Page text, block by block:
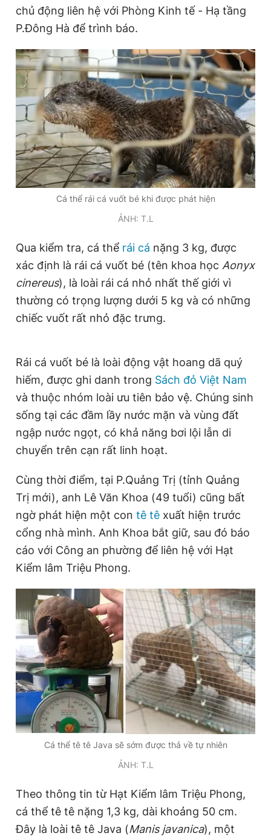
Hotline
0906 645 777
Liên hệ quảng cáo
0908 780 404
Đặt báo Quảng cáo RSS Tòa soạn Chính sách bảo
Tổng biên tập: Nguyễn Ngọc Toàn
Phó tổng biên tập thường trực: Hải Thành
Phó tổng biên tập: Lâm Hiếu Dũng
Phó tổng biên tập: Trần Việt Hưng
Tổng thư ký tòa soạn: Đức Trung
© 2003-2026 Bản quyền thuộc về Báo Thanh Niên. Cấm sao
bản. Phát triển bởi ePi Technologies, JSC.
chủ động liên hệ với Phòng Kinh tế - Hạ tầng
P.Đông Hà để trình báo.
Cá thể rái cá vuốt bé khi được phát hiện
ẢNH: T.L
Qua kiểm tra, cá thể rái cá nặng 3 kg, được
xác định là rái cá vuốt bé (tên khoa học Aonyx
cinereus), là loài rái cá nhỏ nhất thế giới vì
thường có trọng lượng dưới 5 kg và có những
chiếc vuốt rất nhỏ đặc trưng.
Rái cá vuốt bé là loài động vật hoang dã quý
hiếm, được ghi danh trong Sách đỏ Việt Nam
và thuộc nhóm loài ưu tiên bảo vệ. Chúng sinh
sống tại các đầm lầy nước mặn và vùng đất
ngập nước ngọt, có khả năng bơi lội lẫn di
chuyển trên cạn rất linh hoạt.
Cùng thời điểm, tại P.Quảng Trị (tỉnh Quảng
Trị mới), anh Lê Văn Khoa (49 tuổi) cũng bất
ngờ phát hiện một con tê tê xuất hiện trước
cổng nhà mình. Anh Khoa bắt giữ, sau đó báo
cáo với Công an phường để liên hệ với Hạt
Kiểm lâm Triệu Phong.
Cá thể tê tê Java sẽ sớm được thả về tự nhiên
ẢNH: T.L
Theo thông tin từ Hạt Kiểm lâm Triệu Phong,
cá thể tê tê nặng 1,3 kg, dài khoảng 50 cm.
Đây là loài tê tê Java (Manis javanica), một